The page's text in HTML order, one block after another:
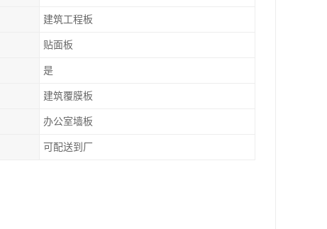
建筑工程板
贴面板
是
建筑覆膜板
办公室墙板
可配送到厂